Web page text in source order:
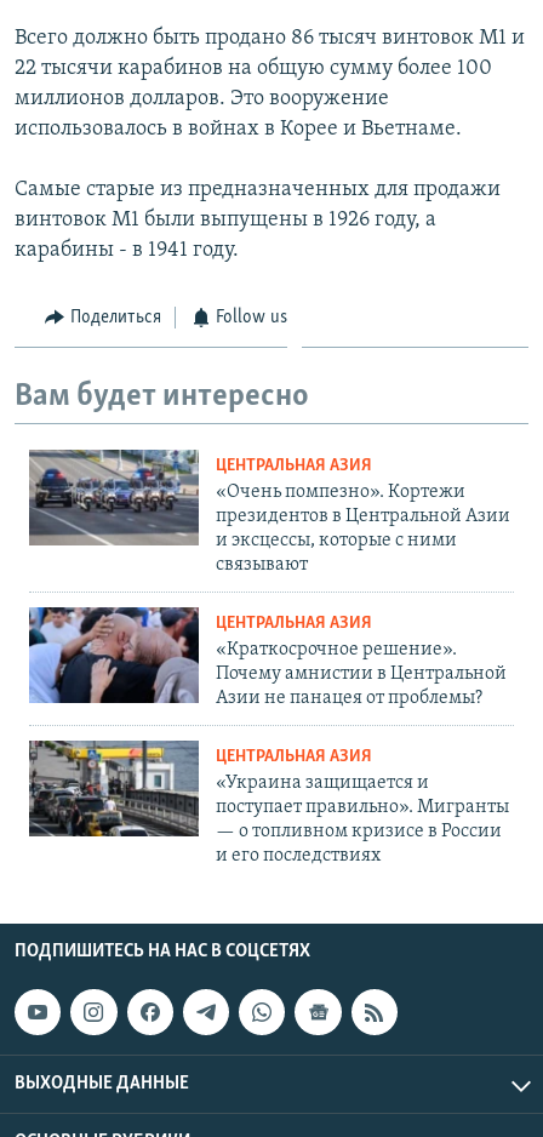
Всего должно быть продано 86 тысяч винтовок М1 и
22 тысячи карабинов на общую сумму более 100
миллионов долларов. Это вооружение
использовалось в войнах в Корее и Вьетнаме.
Самые старые из предназначенных для продажи
винтовок М1 были выпущены в 1926 году, а
карабины - в 1941 году.
Поделиться Follow us
Вам будет интересно
ЦЕНТРАЛЬНАЯ АЗИЯ
«Очень помпезно». Кортежи
президентов в Центральной Азии
и эксцессы, которые с ними
связывают
ЦЕНТРАЛЬНАЯ АЗИЯ
«Краткосрочное решение».
Почему амнистии в Центральной
Азии не панацея от проблемы?
ЦЕНТРАЛЬНАЯ АЗИЯ
«Украина защищается и
поступает правильно». Мигранты
— о топливном кризисе в России
и его последствиях
ПОДПИШИТЕСЬ НА НАС В СОЦСЕТЯХ
ВЫХОДНЫЕ ДАННЫЕ